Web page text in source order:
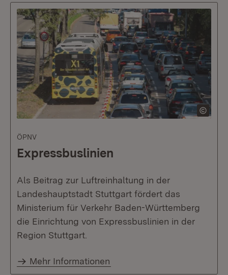
ÖPNV
Expressbuslinien
Als Beitrag zur Luftreinhaltung in der
Landeshauptstadt Stuttgart fördert das
Ministerium für Verkehr Baden-Württemberg
die Einrichtung von Expressbuslinien in der
Region Stuttgart.
Mehr Informationen